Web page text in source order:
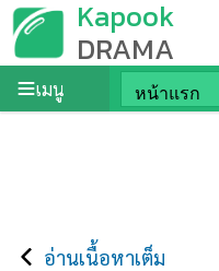
Kapook
DRAMA
เมนู
อ่านเนื้อหาเต็ม